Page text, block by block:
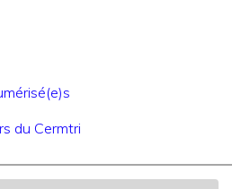
du Cermtri